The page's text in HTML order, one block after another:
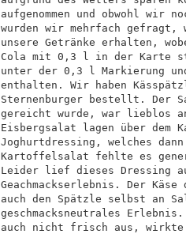
aufgenommen und obwohl
wurden wir mehrfach gefragt,
unsere Getränke erhalten,
Cola mit 0,3 l in der Karte
unter der 0,3 l Markierung
enthalten. Wir haben
Sternenburger bestellt. Der
gereicht wurde, war lieblos
Eisbergsalat lagen über
Joghurtdressing, welches
Kartoffelsalat fehlte es
Leider lief dieses Dressing
Geachmackserlebnis. Der
auch den Spätzle selbst an
geschmacksneutrales Erlebnis.
auch nicht frisch aus,